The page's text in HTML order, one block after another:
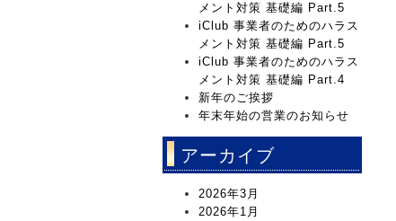
メント対策 基礎編 Part.5
iClub 事業者のためのハラス
メント対策 基礎編 Part.5
iClub 事業者のためのハラス
メント対策 基礎編 Part.4
新年のご挨拶
年末年始の営業のお知らせ
アーカイブ
2026年3月
2026年1月